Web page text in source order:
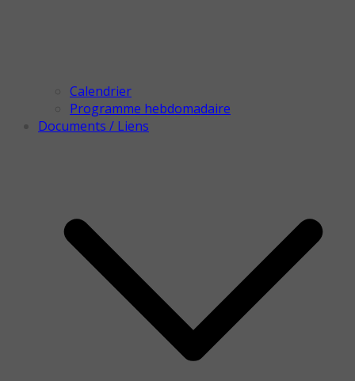
Calendrier
Programme hebdomadaire
Documents / Liens